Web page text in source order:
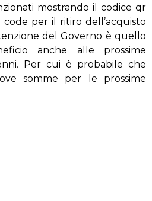
mostrando il codice qr
per il ritiro dell’acquisto
del Governo è quello
anche alle prossime
Per cui è probabile che
somme per le prossime